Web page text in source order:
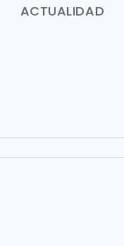
ACTUALIDAD